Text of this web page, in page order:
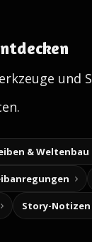
und
& Weltenbau